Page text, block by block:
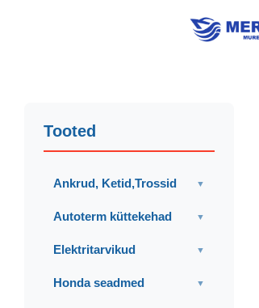
Tooted
Ankrud, Ketid,Trossid ▼
Autoterm küttekehad ▼
Elektritarvikud ▼
Honda seadmed ▼